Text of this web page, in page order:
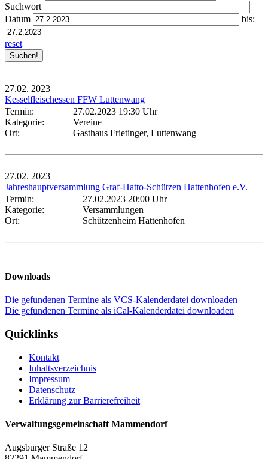
Suchwort
Datum
bis:
reset
27.02. 2023
Kesselfleischessen FFW Luttenwang
Termin:
27.02.2023 19:30 Uhr
Kategorie:
Vereine
Ort:
Gasthaus Frietinger, Luttenwang
27.02. 2023
Jahreshauptversammlung Graf-Hatto-Schützen Hattenhofen e.V.
Termin:
27.02.2023 20:00 Uhr
Kategorie:
Versammlungen
Ort:
Schützenheim Hattenhofen
Downloads
Die gefundenen Termine als VCS-Kalenderdatei downloaden
Die gefundenen Termine als iCal-Kalenderdatei downloaden
Quicklinks
Kontakt
Inhaltsverzeichnis
Impressum
Datenschutz
Erklärung zur Barrierefreiheit
Verwaltungsgemeinschaft Mammendorf
Augsburger Straße 12